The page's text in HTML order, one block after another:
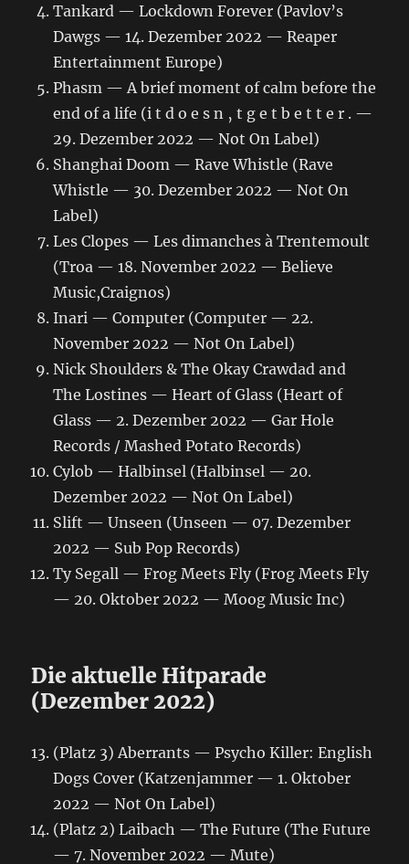
Tankard — Lockdown Forever (Pavlov’s
Dawgs — 14. Dezember 2022 — Reaper
Entertainment Europe)
Phasm — A brief moment of calm before the
end of a life (i t d o e s n ‚ t g e t b e t t e r . —
29. Dezember 2022 — Not On Label)
Shanghai Doom — Rave Whistle (Rave
Whistle — 30. Dezember 2022 — Not On
Label)
Les Clopes — Les dimanches à Trentemoult
(Troa — 18. November 2022 — Believe
Music,Craignos)
Inari — Computer (Computer — 22.
November 2022 — Not On Label)
Nick Shoulders & The Okay Crawdad and
The Lostines — Heart of Glass (Heart of
Glass — 2. Dezember 2022 — Gar Hole
Records / Mashed Potato Records)
Cylob — Halbinsel (Halbinsel — 20.
Dezember 2022 — Not On Label)
Slift — Unseen (Unseen — 07. Dezember
2022 — Sub Pop Records)
Ty Segall — Frog Meets Fly (Frog Meets Fly
— 20. Oktober 2022 — Moog Music Inc)
Die aktuelle Hitparade
(Dezember 2022)
(Platz 3) Aberrants — Psycho Killer: English
Dogs Cover (Katzenjammer — 1. Oktober
2022 — Not On Label)
(Platz 2) Laibach — The Future (The Future
— 7. November 2022 — Mute)